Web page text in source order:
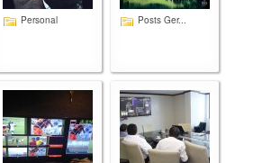
Personal Posts Ger...